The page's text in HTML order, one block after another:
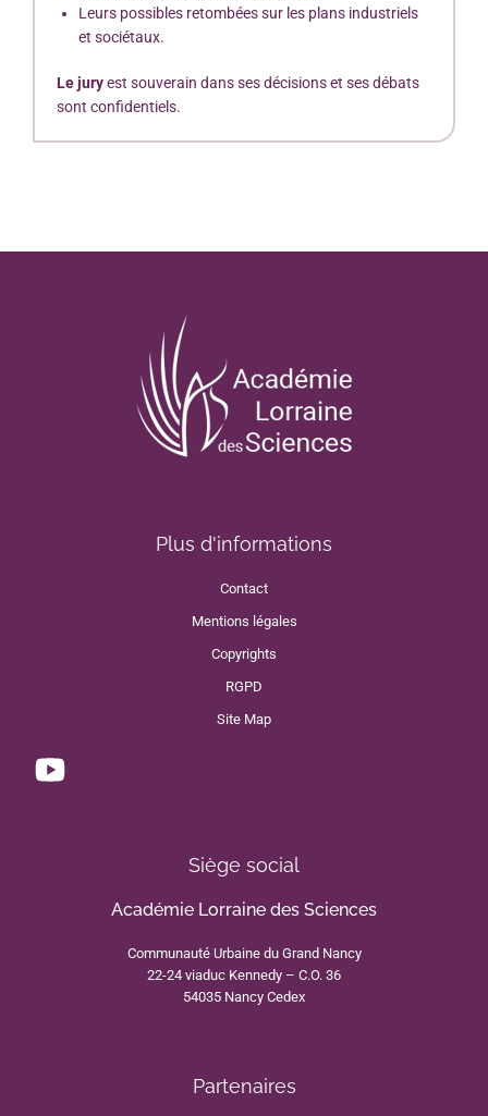
Leurs possibles retombées sur les plans industriels
et sociétaux.
Le juryest souverain dans ses décisions et ses débats
sont confidentiels.
Plus d'informations
Contact
Mentions légales
Copyrights
RGPD
Site Map
Siège social
Académie Lorraine des Sciences
Communauté Urbaine du Grand Nancy
22-24 viaduc Kennedy – C.O. 36
54035 Nancy Cedex
Partenaires